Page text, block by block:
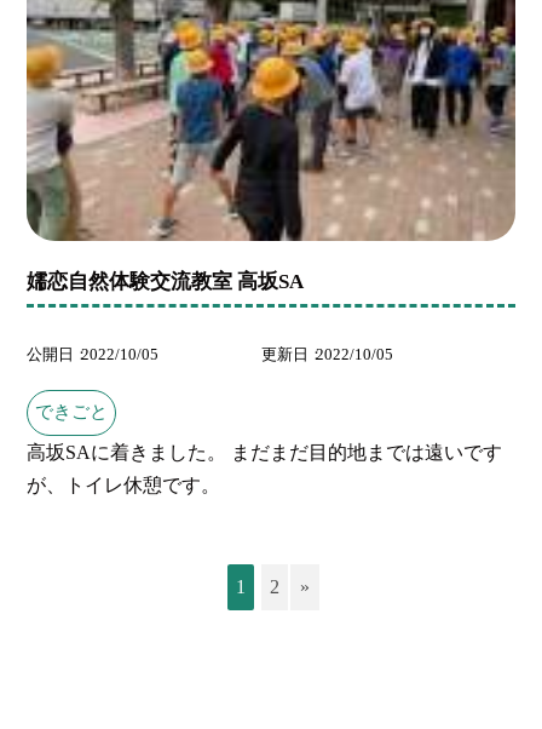
嬬恋自然体験交流教室 高坂SA
公開日 2022/10/05 更新日 2022/10/05
できごと
高坂SAに着きました。 まだまだ目的地までは遠いです
が、トイレ休憩です。
1 2 »